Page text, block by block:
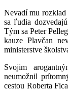
Nevadí mu
sa ľudia
Tým sa Peter
kauze Plavčan
ministerstve
Svojim
neumožnil
cestou Roberta